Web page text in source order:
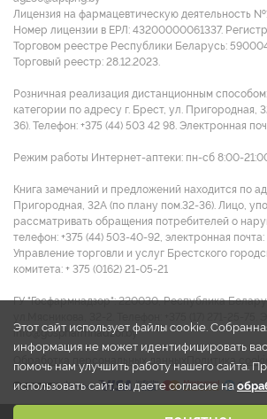
Лицензия на фармацевтическую деятельность
Номер лицензии в ЕРЛ: 43200000061337.
Торговом реестре Республики Беларусь:
Торговый реестр: 28.12.2023.
Розничная реализация дистанционным
категории по адресу г. Брест, ул. Пригородная,
36). Телефон: +375 (44) 503 42 98. Электронная
Режим работы Интернет-аптеки: пн-сб 8:00-
Книга замечаний и предложений находится по
Пригородная, 32А (по плану пом.32-36). Лицо,
рассматривать обращения потребителей о
телефон: +375 (44) 503-40-92, электронная
Управление торговли и услуг Брестского
комитета: + 375 (0162) 21-05-21
ГУ "Госфармнадзор": 220030, Республика
info@gospharmnadzor.by
Обработка персональных данных Политика
Этот сайт использует файлы cookie.
информация не может идентифицировать
помочь нам улучшить работу нашего сайта.
использовать сайт, вы даете согласие на